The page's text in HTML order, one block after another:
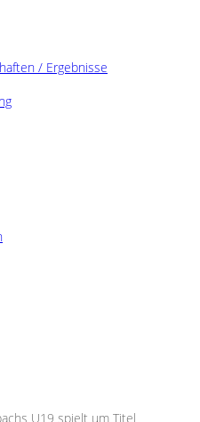
/ Ergebnisse
U19 spielt um Titel